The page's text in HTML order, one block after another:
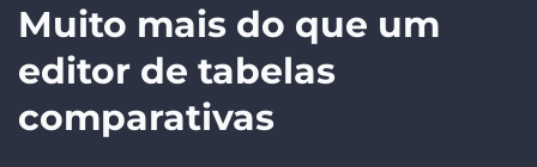
Muito mais do que um
editor de tabelas
comparativas